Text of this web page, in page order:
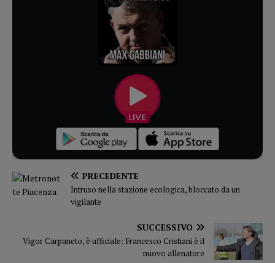
PRECEDENTE
Intruso nella stazione ecologica, bloccato da un
vigilante
SUCCESSIVO
Vigor Carpaneto, è ufficiale: Francesco Cristiani è il
nuovo allenatore